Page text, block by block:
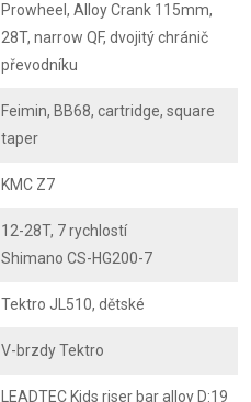
Prowheel, Alloy Crank 115mm,
28T, narrow QF, dvojitý chránič
převodníku
Feimin, BB68, cartridge, square
taper
KMC Z7
12-28T, 7 rychlostí
Shimano CS-HG200-7
Tektro JL510, dětské
V-brzdy Tektro
LEADTEC Kids riser bar alloy D:19